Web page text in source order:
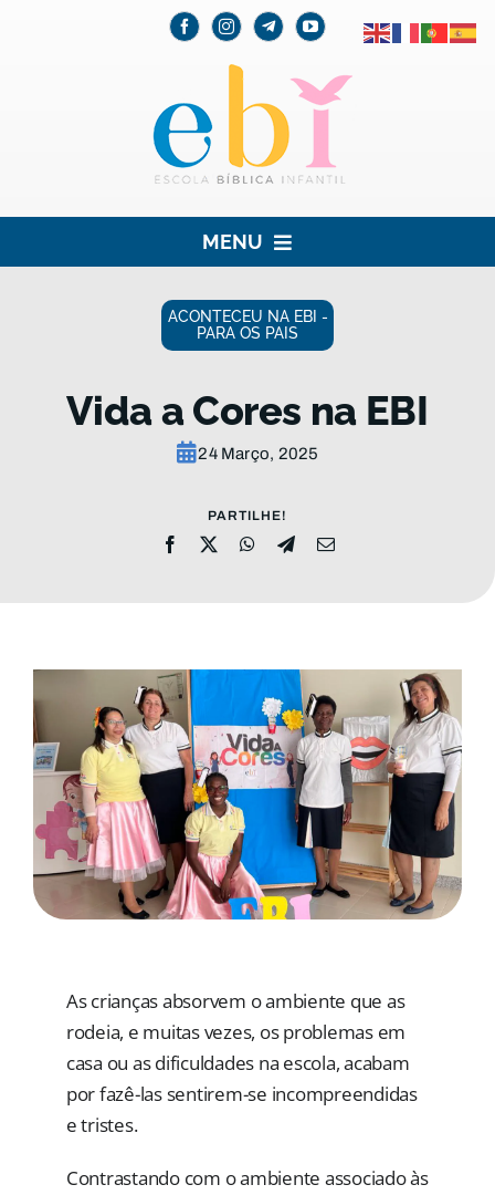
MENU
PARA AS CRIANÇAS
PARA OS PAIS
ACONTECEU NA EBI -
PARA OS PAIS
Vida a Cores na EBI
24 Março, 2025
PARTILHE!
As crianças absorvem o ambiente que as
rodeia, e muitas vezes, os problemas em
casa ou as dificuldades na escola, acabam
por fazê-las sentirem-se incompreendidas
e tristes.
Contrastando com o ambiente associado às